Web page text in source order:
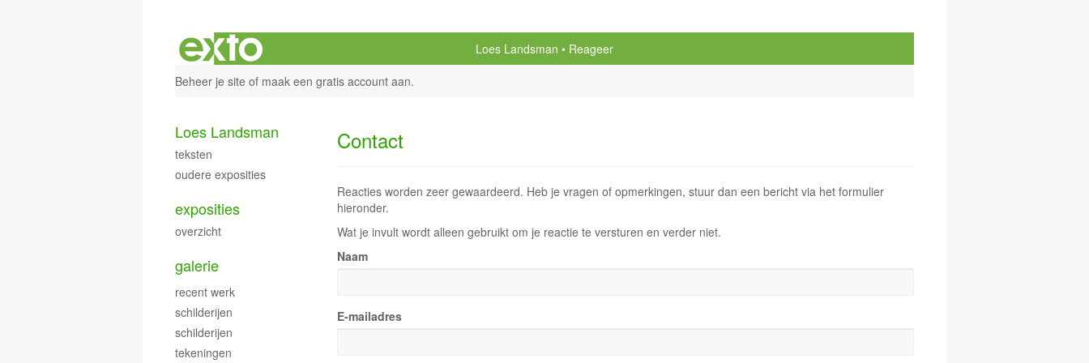
Loes Landsman
Reageer
Beheer je site of maak een gratis account aan.
Contact
Reacties worden zeer gewaardeerd. Heb je vragen of opmerkingen, stuur dan een bericht via het formulier
hieronder.
Wat je invult wordt alleen gebruikt om je reactie te versturen en verder niet.
Naam
E-mailadres
Loes Landsman
teksten
oudere exposities
exposities
overzicht
galerie
recent werk
schilderijen
schilderijen
tekeningen